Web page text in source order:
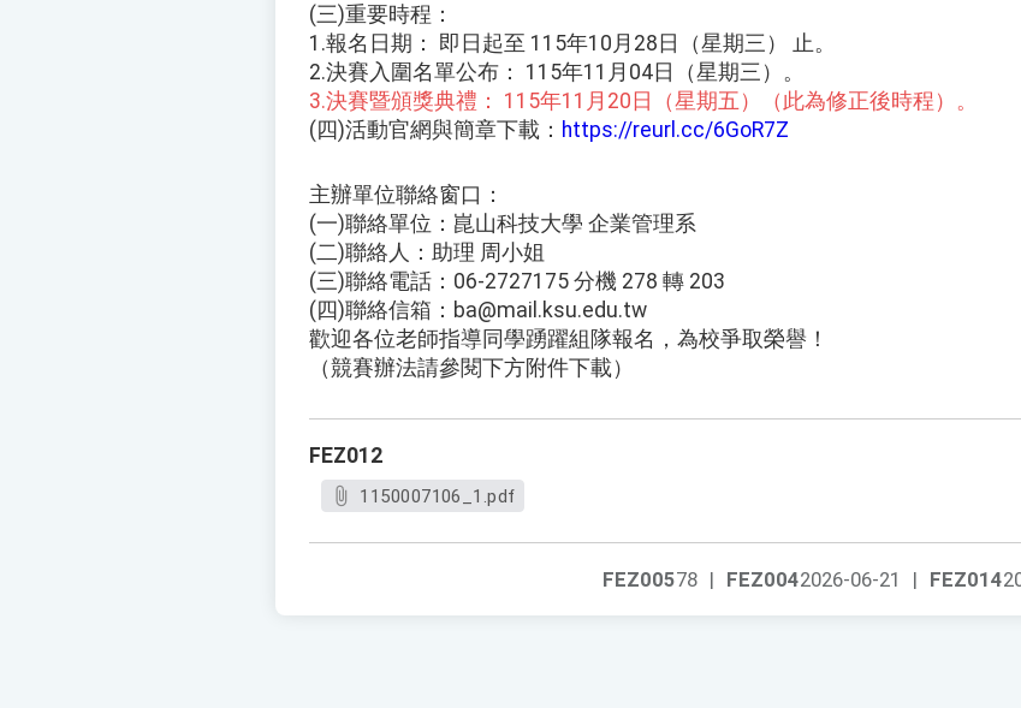
(三)重要時程：
1.報名日期： 即日起至 115年10月28日（星期三） 止。
2.決賽入圍名單公布： 115年11月04日（星期三）。
3.決賽暨頒獎典禮： 115年11月20日（星期五）（此為修正後時程）。
(四)活動官網與簡章下載： https://reurl.cc/6GoR7Z
主辦單位聯絡窗口：
(一)聯絡單位：崑山科技大學 企業管理系
(二)聯絡人：助理 周小姐
(三)聯絡電話：06-2727175 分機 278 轉 203
(四)聯絡信箱：ba@mail.ksu.edu.tw
歡迎各位老師指導同學踴躍組隊報名，為校爭取榮譽！
（競賽辦法請參閱下方附件下載）
FEZ012
1150007106_1.pdf
FEZ014
FEZ0042026-06-21 |
FEZ00578 |